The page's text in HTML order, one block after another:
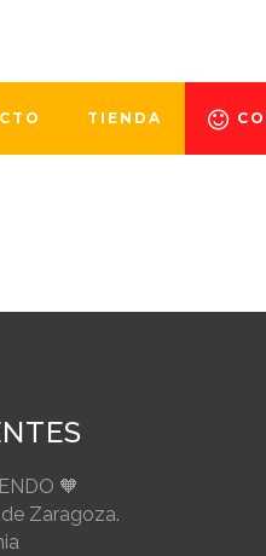
TIENDA
🧡
Zaragoza.